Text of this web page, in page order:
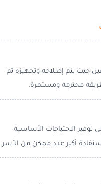
حيث يتم إصلاحه وتجهيزه ثم
محترمة ومستمرة.
الاحتياجات الأساسية
أكبر عدد ممكن من الأسر.